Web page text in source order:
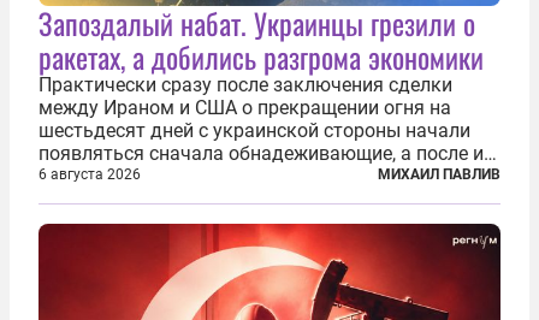
Запоздалый набат. Украинцы грезили о
ракетах, а добились разгрома экономики
Практически сразу после заключения сделки
между Ираном и США о прекращении огня на
шестьдесят дней с украинской стороны начали
появляться сначала обнадеживающие, а после и
вовсе бравурные заявления про некий «перелом»
в войне. Вероятно, в сознании первых лиц
киевского режима и стоящих за ними...
6 августа 2026 МИХАИЛ ПАВЛИВ